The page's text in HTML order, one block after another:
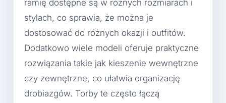
ramię dostępne są w różnych rozmiarach i
stylach, co sprawia, że można je
dostosować do różnych okazji i outfitów.
Dodatkowo wiele modeli oferuje praktyczne
rozwiązania takie jak kieszenie wewnętrzne
czy zewnętrzne, co ułatwia organizację
drobiazgów. Torby te często łączą